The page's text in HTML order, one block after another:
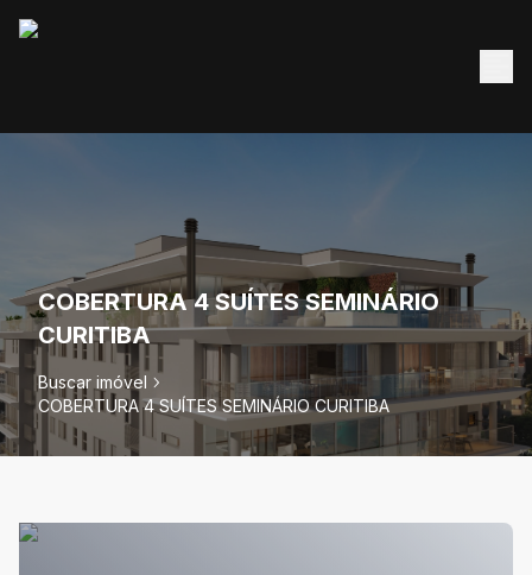
COBERTURA 4 SUÍTES SEMINÁRIO
CURITIBA
Buscar imóvel
COBERTURA 4 SUÍTES SEMINÁRIO CURITIBA